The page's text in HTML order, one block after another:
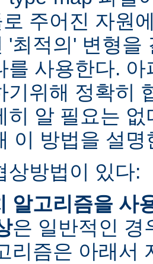
주어진 자원
'최적의' 변형을
를 사용한다.
기위해 정확히
히 알 필요는
이 방법을 설명
상방법이 있다:
알고리즘을 사
은 일반적인 경
리즘은 아래서